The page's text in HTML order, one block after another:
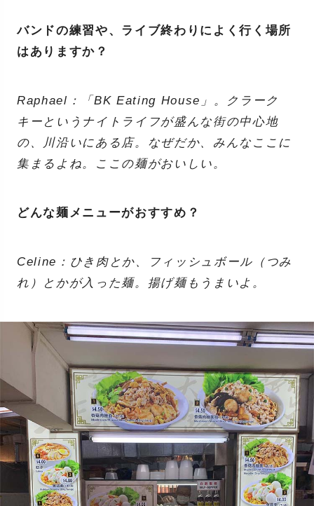
バンドの練習や、ライブ終わりによく行く場所
はありますか？
Raphael：「BK Eating House」。クラーク
キーというナイトライフが盛んな街の中心地
の、川沿いにある店。なぜだか、みんなここに
集まるよね。ここの麺がおいしい。
どんな麺メニューがおすすめ？
Celine：ひき肉とか、フィッシュボール（つみ
れ）とかが入った麺。揚げ麺もうまいよ。